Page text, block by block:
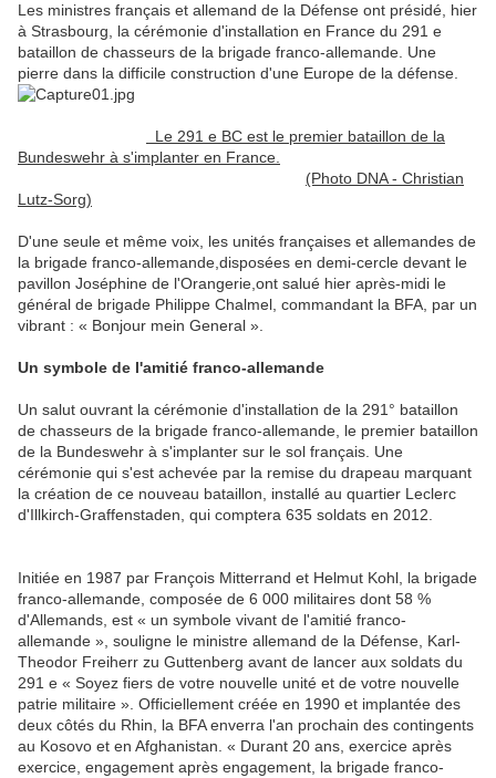
Les ministres français et allemand de la Défense ont présidé, hier
à Strasbourg, la cérémonie d'installation en France du 291 e
bataillon de chasseurs de la brigade franco-allemande. Une
pierre dans la difficile construction d'une Europe de la défense.
Le 291 e BC est le premier bataillon de la
Bundeswehr à s'implanter en France.
(Photo DNA - Christian
Lutz-Sorg)
D'une seule et même voix, les unités françaises et allemandes de
la brigade franco-allemande,disposées en demi-cercle devant le
pavillon Joséphine de l'Orangerie,ont salué hier après-midi le
général de brigade Philippe Chalmel, commandant la BFA, par un
vibrant : « Bonjour mein General ».
Un symbole de l'amitié franco-allemande
Un salut ouvrant la cérémonie d'installation de la 291° bataillon
de chasseurs de la brigade franco-allemande, le premier bataillon
de la Bundeswehr à s'implanter sur le sol français. Une
cérémonie qui s'est achevée par la remise du drapeau marquant
la création de ce nouveau bataillon, installé au quartier Leclerc
d'Illkirch-Graffenstaden, qui comptera 635 soldats en 2012.
Initiée en 1987 par François Mitterrand et Helmut Kohl, la brigade
franco-allemande, composée de 6 000 militaires dont 58 %
d'Allemands, est « un symbole vivant de l'amitié franco-
allemande », souligne le ministre allemand de la Défense, Karl-
Theodor Freiherr zu Guttenberg avant de lancer aux soldats du
291 e « Soyez fiers de votre nouvelle unité et de votre nouvelle
patrie militaire ». Officiellement créée en 1990 et implantée des
deux côtés du Rhin, la BFA enverra l'an prochain des contingents
au Kosovo et en Afghanistan. « Durant 20 ans, exercice après
exercice, engagement après engagement, la brigade franco-